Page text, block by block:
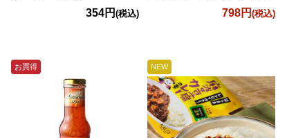
354円(税込)
ガーリック） 708g
798円 (税込)
お買得 NEW